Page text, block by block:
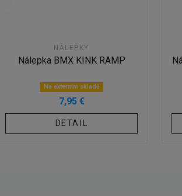
NÁLEPKY
Nálepka BMX KINK RAMP
Na externím skladě
7,95 €
DETAIL